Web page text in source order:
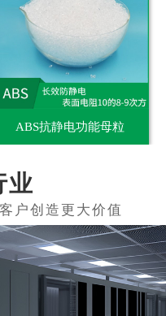
ABS抗静电功能母粒
业